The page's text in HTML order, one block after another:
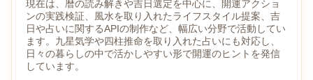
現在は、暦の読み解きや吉日選定を中心に、開運アクショ
ンの実践検証、風水を取り入れたライフスタイル提案、吉
日や占いに関するAPIの制作など、幅広い分野で活動してい
ます。九星気学や四柱推命を取り入れた占いにも対応し、
日々の暮らしの中で活かしやすい形で開運のヒントを発信
しています。